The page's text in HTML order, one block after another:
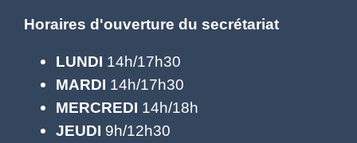
Horaires d'ouverture du secrétariat
LUNDI 14h/17h30
MARDI 14h/17h30
MERCREDI 14h/18h
JEUDI 9h/12h30